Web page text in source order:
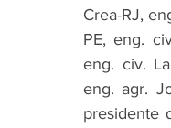
Crea-RJ,
PE, eng.
eng. civ.
eng. agr.
presidente